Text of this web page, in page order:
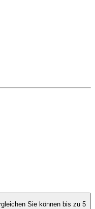
Sie können bis zu 5